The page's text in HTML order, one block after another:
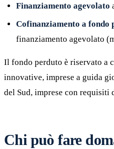
Finanziamento agevolato
Cofinanziamento a fondo
finanziamento agevolato
Il fondo perduto è riservato a
innovative, imprese a guida
del Sud, imprese con requisiti
Chi può fare